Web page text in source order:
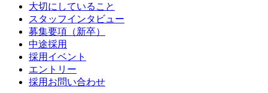
大切にしていること
スタッフインタビュー
募集要項（新卒）
中途採用
採用イベント
エントリー
採用お問い合わせ